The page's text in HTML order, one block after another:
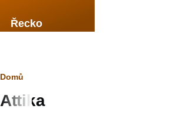
Řecko
Drobečková
navigace
Domů
Attika